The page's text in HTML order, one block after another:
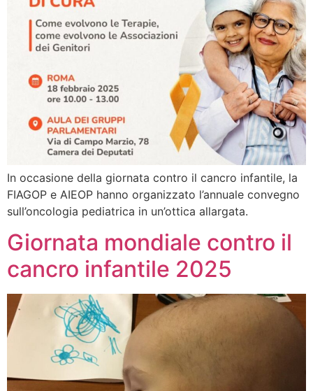
In occasione della giornata contro il cancro infantile, la
FIAGOP e AIEOP hanno organizzato l’annuale convegno
sull’oncologia pediatrica in un’ottica allargata.
Giornata mondiale contro il
cancro infantile 2025